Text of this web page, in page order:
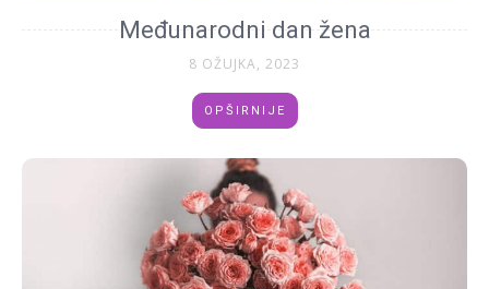
Međunarodni dan žena
8 OŽUJKA, 2023
OPŠIRNIJE